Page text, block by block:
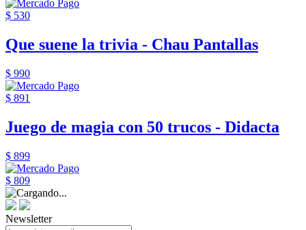
$ 530
Que suene la trivia - Chau Pantallas
$ 990
$ 891
Juego de magia con 50 trucos - Didacta
$ 899
$ 809
Newsletter